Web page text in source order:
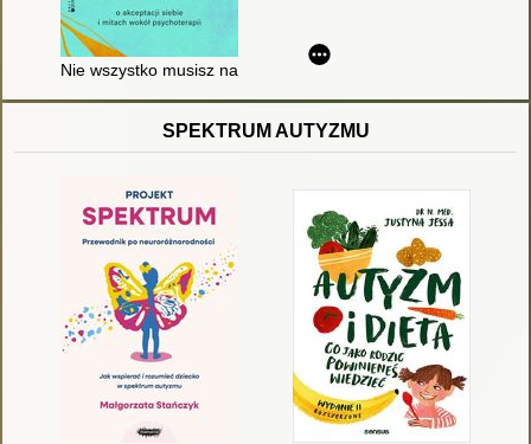
Nie wszystko musisz naprawiać : o akceptacji siebie i mitach
SPEKTRUM AUTYZMU